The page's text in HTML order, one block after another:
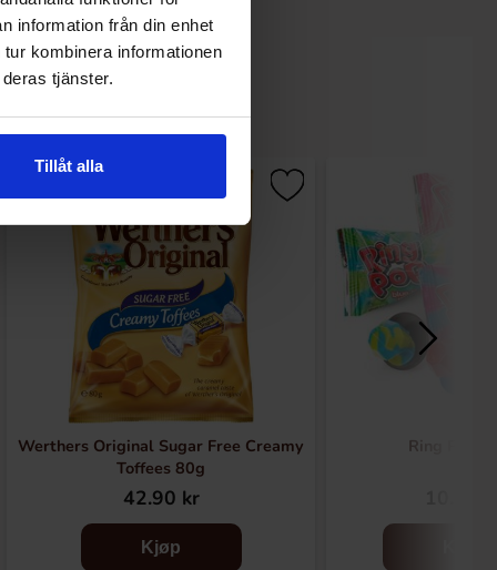
information från din enhet
kombinera informationen
tjänster.
Tillåt alla
Werthers Original Sugar Free Creamy
Toffees 80g
42.90 kr
Kjøp
Ring Pop